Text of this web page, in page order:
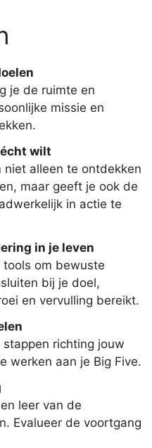
je de ruimte en
missie en
wilt
niet alleen te ontdekken
maar geeft je ook de
in actie te
in je leven
om bewuste
bij je doel,
en vervulling bereikt.
richting jouw
werken aan je Big Five.
leer van de
Evalueer de voortgang